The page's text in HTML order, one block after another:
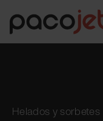
Helados y sorbetes